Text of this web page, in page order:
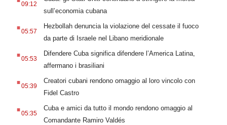
09:12
sull’economia cubana
.05:57
Hezbollah denuncia la violazione del cessate il fuoco
da parte di Israele nel Libano meridionale
.05:53
Difendere Cuba significa difendere l’America Latina,
affermano i brasiliani
.05:39
Creatori cubani rendono omaggio al loro vincolo con
Fidel Castro
.05:35
Cuba e amici da tutto il mondo rendono omaggio al
Comandante Ramiro Valdés